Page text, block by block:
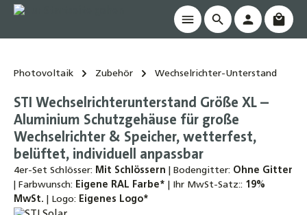
springen
Photovoltaik Zubehör Wechselrichter-Unterstand
STI Wechselrichterunterstand Größe XL –
Aluminium Schutzgehäuse für große
Wechselrichter & Speicher, wetterfest,
belüftet, individuell anpassbar
4er-Set Schlösser: Mit Schlössern Bodengitter: Ohne Gitter
Farbwunsch: Eigene RAL Farbe* Ihr MwSt-Satz:: 19%
MwSt.
Logo: Eigenes Logo*